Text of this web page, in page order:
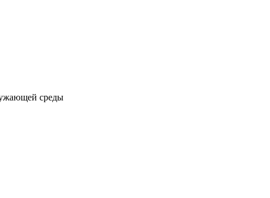
среды